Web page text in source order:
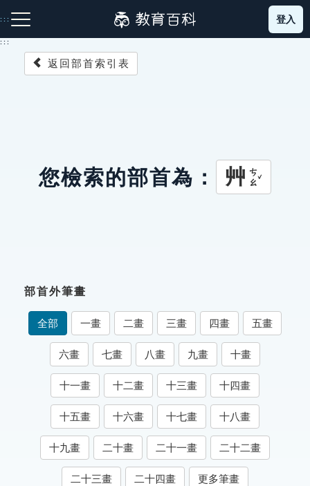
到
主
:::
成語故事
索引選單
知識索引
單字索引
生命大百科索引
遊戲專區
登入
:::
返回部首索引表
您檢索的部首為： 艸 ㄘㄠˇ
部首外筆畫
全部 一畫 二畫 三畫 四畫 五畫
六畫 七畫 八畫 九畫 十畫
十一畫 十二畫 十三畫 十四畫
十五畫 十六畫 十七畫 十八畫
十九畫 二十畫 二十一畫 二十二畫
二十三畫 二十四畫 更多筆畫